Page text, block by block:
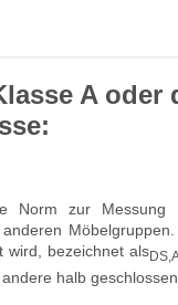
A oder
zur Messung
wird, bezeichnet als
halb